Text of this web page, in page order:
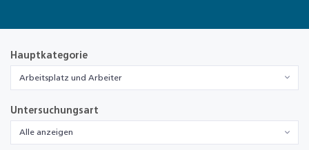
Hauptkategorie
Arbeitsplatz und Arbeiter
Untersuchungsart
Alle anzeigen